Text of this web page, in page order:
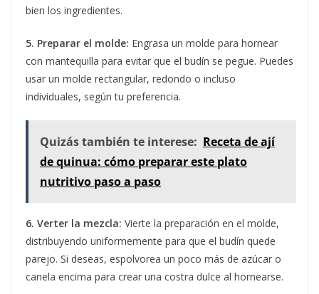
bien los ingredientes.
5. Preparar el molde: Engrasa un molde para hornear
con mantequilla para evitar que el budín se pegue. Puedes
usar un molde rectangular, redondo o incluso
individuales, según tu preferencia.
Quizás también te interese: Receta de ají
de quinua: cómo preparar este plato
nutritivo paso a paso
6. Verter la mezcla: Vierte la preparación en el molde,
distribuyendo uniformemente para que el budín quede
parejo. Si deseas, espolvorea un poco más de azúcar o
canela encima para crear una costra dulce al hornearse.